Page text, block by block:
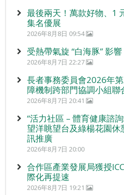
最後兩天！萬款好物、1
集名優展
2026年8月8日 09:54
受熱帶氣旋 “白海豚” 影
2026年8月7日 22:27
長者事務委員會2026年
障機制跨部門協調小組聯
2026年8月7日 20:41
“活力社區 – 體育健康諮
望洋眺望台及綠楊花園
訊推廣
2026年8月7日 20:00
合作區產業發展局獲授
際化再提速
2026年8月7日 19:21